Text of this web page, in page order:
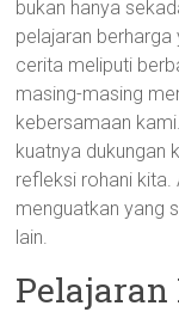
bukan hanya
pelajaran
cerita meliputi
masing-masing
kebersamaan
kuatnya dukungan
refleksi rohani kita.
menguatkan yang
lain.